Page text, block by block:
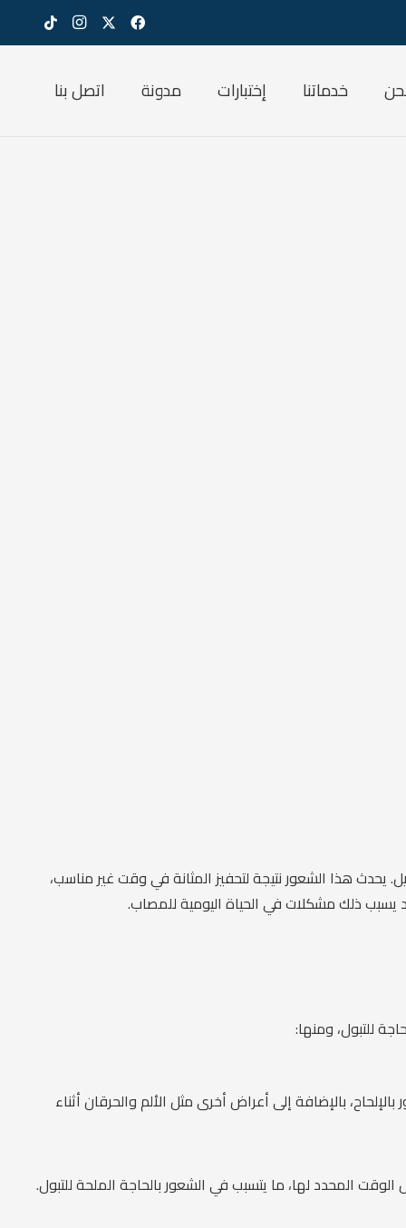
خدماتنا إختبارات مدونة اتصل بنا
يحدث هذا الشعور نتيجة لتحفيز المثانة في وقت غير مناسب،
يسبب ذلك مشكلات في الحياة اليومية للمصاب.
للتبول، ومنها:
بالإضافة إلى أعراض أخرى مثل الألم والحرقان أثناء
المحدد لها، ما يتسبب في الشعور بالحاجة الملحة للتبول.